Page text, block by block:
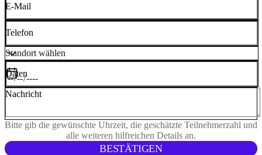
E-Mail
Telefon
Daten
Nachricht
Bitte gib die gewünschte Uhrzeit, die geschätzte Teilnehmerzahl und
alle weiteren hilfreichen Details an.
BESTÄTIGEN